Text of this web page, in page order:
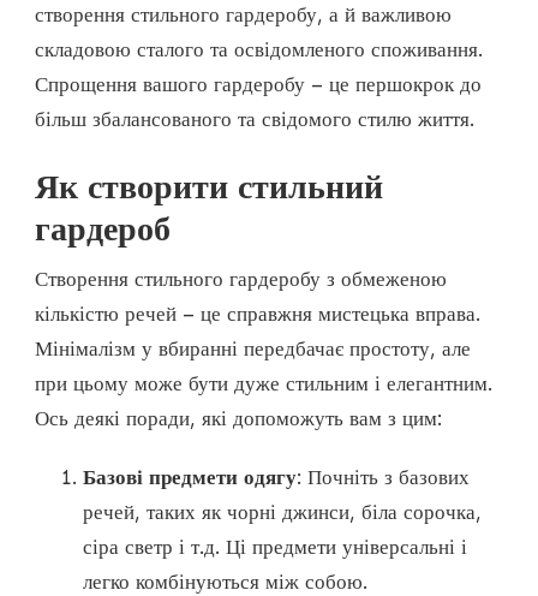
створення стильного гардеробу, а й важливою
складовою сталого та освідомленого споживання.
Спрощення вашого гардеробу – це першокрок до
більш збалансованого та свідомого стилю життя.
Як створити стильний
гардероб
Створення стильного гардеробу з обмеженою
кількістю речей – це справжня мистецька вправа.
Мінімалізм у вбиранні передбачає простоту, але
при цьому може бути дуже стильним і елегантним.
Ось деякі поради, які допоможуть вам з цим:
Базові предмети одягу: Почніть з базових
речей, таких як чорні джинси, біла сорочка,
сіра светр і т.д. Ці предмети універсальні і
легко комбінуються між собою.